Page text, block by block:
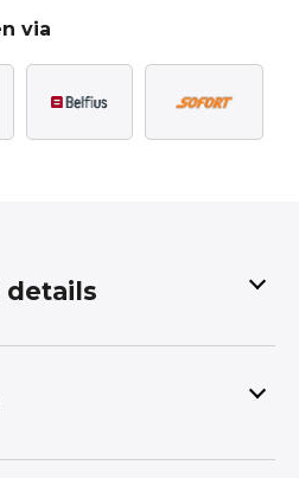
via
details
koraal oranje